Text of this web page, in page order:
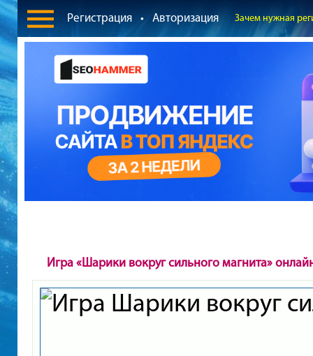
Регистрация • Авторизация Зачем нужная
Игра «Шарики вокруг сильного магнита»